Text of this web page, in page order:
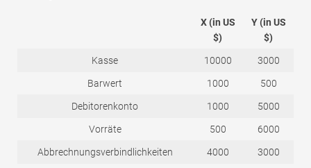
X (in US
$)
Y (in US
$)
Kasse 10000 3000
Barwert 1000 500
Debitorenkonto 1000 5000
Vorräte 500 6000
Abbrechnungsverbindlichkeiten 4000 3000